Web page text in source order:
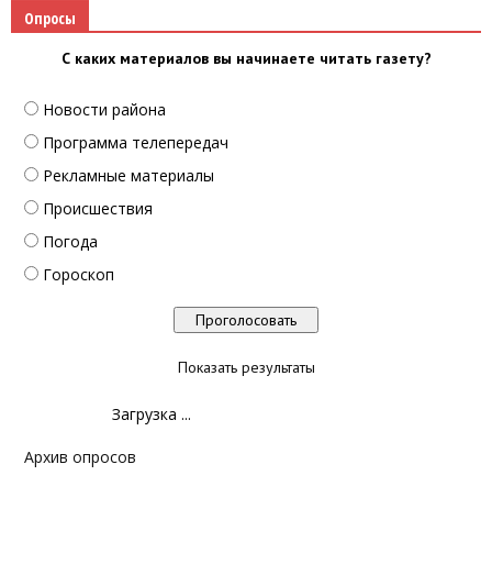
Опросы
С каких материалов вы начинаете читать газету?
Новости района
Программа телепередач
Рекламные материалы
Происшествия
Погода
Гороскоп
Показать результаты
Загрузка ...
Архив опросов